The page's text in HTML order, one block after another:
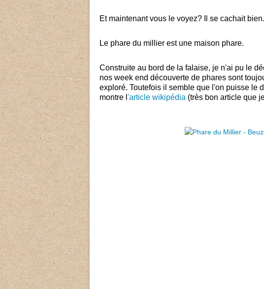
Et maintenant vous le voyez? Il se cachait
Le phare du millier est une maison phare.
Construite au bord de la falaise, je n'ai pu le
nos week end découverte de phares sont
exploré. Toutefois il semble que l'on puisse le
montre l 'article wikipédia (très bon article que